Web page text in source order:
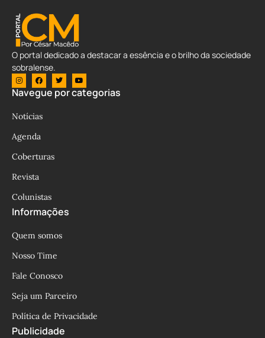
O portal dedicado a destacar a essência e o brilho da sociedade
sobralense.
Navegue por categorias
Notícias
Agenda
Coberturas
Revista
Colunistas
Informações
Quem somos
Nosso Time
Fale Conosco
Seja um Parceiro
Política de Privacidade
Publicidade